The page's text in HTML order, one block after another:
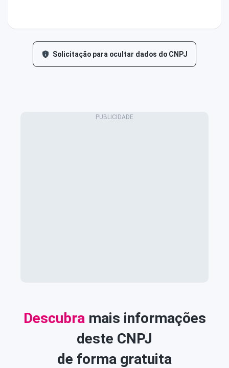
Solicitação para ocultar dados do CNPJ
Descubramais informações
deste CNPJ
de forma gratuita